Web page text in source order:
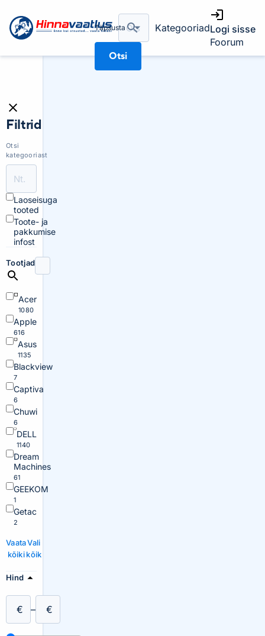
Täpsusta
Otsi
KategooriadLogi sisse
Foorum
Filtrid
Otsi
kategooriast
Laoseisuga
tooted
Toote- ja
pakkumise
infost
Tootjad
Acer
1080
Apple
616
Asus
1135
Blackview
7
Captiva
6
Chuwi
6
DELL
1140
Dream
Machines
61
GEEKOM
1
Getac
2
Vaata
kõiki
Vali
kõik
Hind
€ – €